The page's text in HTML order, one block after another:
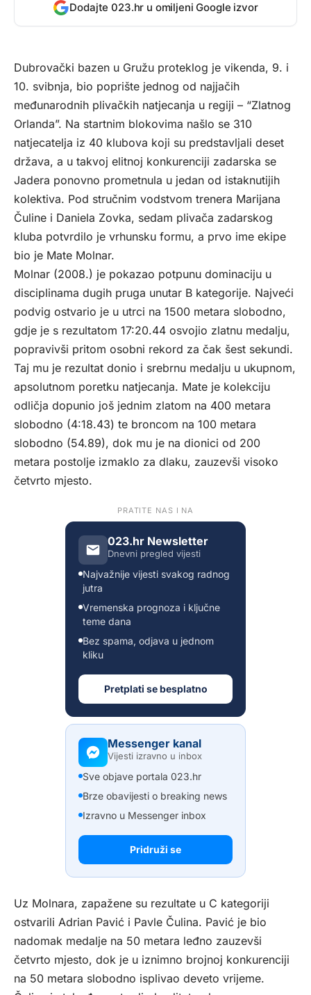
Dodajte 023.hr u omiljeni Google izvor
Dubrovački bazen u Gružu proteklog je vikenda, 9. i
10. svibnja, bio poprište jednog od najjačih
međunarodnih plivačkih natjecanja u regiji – “Zlatnog
Orlanda”. Na startnim blokovima našlo se 310
natjecatelja iz 40 klubova koji su predstavljali deset
država, a u takvoj elitnoj konkurenciji zadarska se
Jadera ponovno prometnula u jedan od istaknutijih
kolektiva. Pod stručnim vodstvom trenera Marijana
Čuline i Daniela Zovka, sedam plivača zadarskog
kluba potvrdilo je vrhunsku formu, a prvo ime ekipe
bio je Mate Molnar.
Molnar (2008.) je pokazao potpunu dominaciju u
disciplinama dugih pruga unutar B kategorije. Najveći
podvig ostvario je u utrci na 1500 metara slobodno,
gdje je s rezultatom 17:20.44 osvojio zlatnu medalju,
popravivši pritom osobni rekord za čak šest sekundi.
Taj mu je rezultat donio i srebrnu medalju u ukupnom,
apsolutnom poretku natjecanja. Mate je kolekciju
odličja dopunio još jednim zlatom na 400 metara
slobodno (4:18.43) te broncom na 100 metara
slobodno (54.89), dok mu je na dionici od 200
metara postolje izmaklo za dlaku, zauzevši visoko
četvrto mjesto.
PRATITE NAS I NA
023.hr Newsletter
Dnevni pregled vijesti
Najvažnije vijesti svakog radnog
jutra
Vremenska prognoza i ključne
teme dana
Bez spama, odjava u jednom
kliku
Pretplati se besplatno
Messenger kanal
Vijesti izravno u inbox
Sve objave portala 023.hr
Brze obavijesti o breaking news
Izravno u Messenger inbox
Pridruži se
Uz Molnara, zapažene su rezultate u C kategoriji
ostvarili Adrian Pavić i Pavle Čulina. Pavić je bio
nadomak medalje na 50 metara leđno zauzevši
četvrto mjesto, dok je u iznimno brojnoj konkurenciji
na 50 metara slobodno isplivao deveto vrijeme.